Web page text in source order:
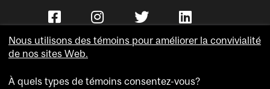
Nous utilisons des témoins pour améliorer la convivialité
de nos sites Web.
À quels types de témoins consentez-vous?